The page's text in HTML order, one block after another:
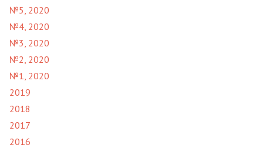
№5, 2020
№4, 2020
№3, 2020
№2, 2020
№1, 2020
2019
2018
2017
2016